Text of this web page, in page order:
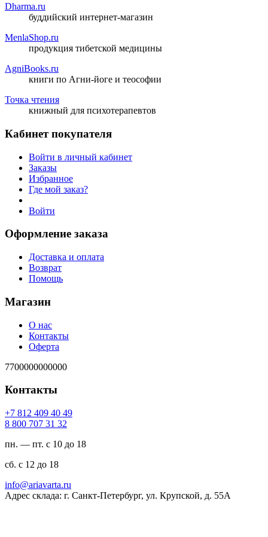
Dharma.ru
буддийский интернет-магазин
MenlaShop.ru
продукция тибетской медицины
AgniBooks.ru
книги по Агни-йоге и теософии
Точка чтения
книжный для психотерапевтов
Кабинет покупателя
Войти в личный кабинет
Заказы
Избранное
Где мой заказ?
Войти
Оформление заказа
Доставка и оплата
Возврат
Помощь
Магазин
О нас
Контакты
Оферта
7700000000000
Контакты
94 04 904 218 7+
23 13 707 008 8
пн. — пт. с 10 до 18
сб. с 12 до 18
ur.atravaira@ofni
Адрес склада: г. Санкт-Петербург, ул. Крупской, д. 55А